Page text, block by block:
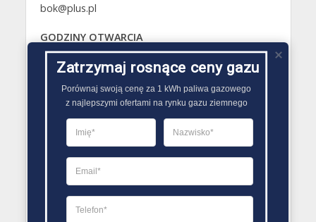
bok@plus.pl
GODZINY OTWARCIA
Poniedziałek 08:00 – 17:00
Wtorek 08:00 – 17:00
Środa 08:00 – 17:00
Piątek 08:00 – 17:00
Sobota Zamknięte
Niedziela Zamknięte
Zatrzymaj rosnące ceny gazu
Porównaj swoją cenę za 1 kWh paliwa gazowego
z najlepszymi ofertami na rynku gazu ziemnego